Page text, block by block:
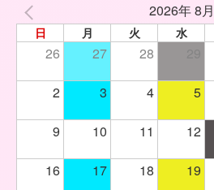
2026年 8月
日 月 火 水
26 27 28
2 3 4 5
9 10 11 12
16 17 18 19